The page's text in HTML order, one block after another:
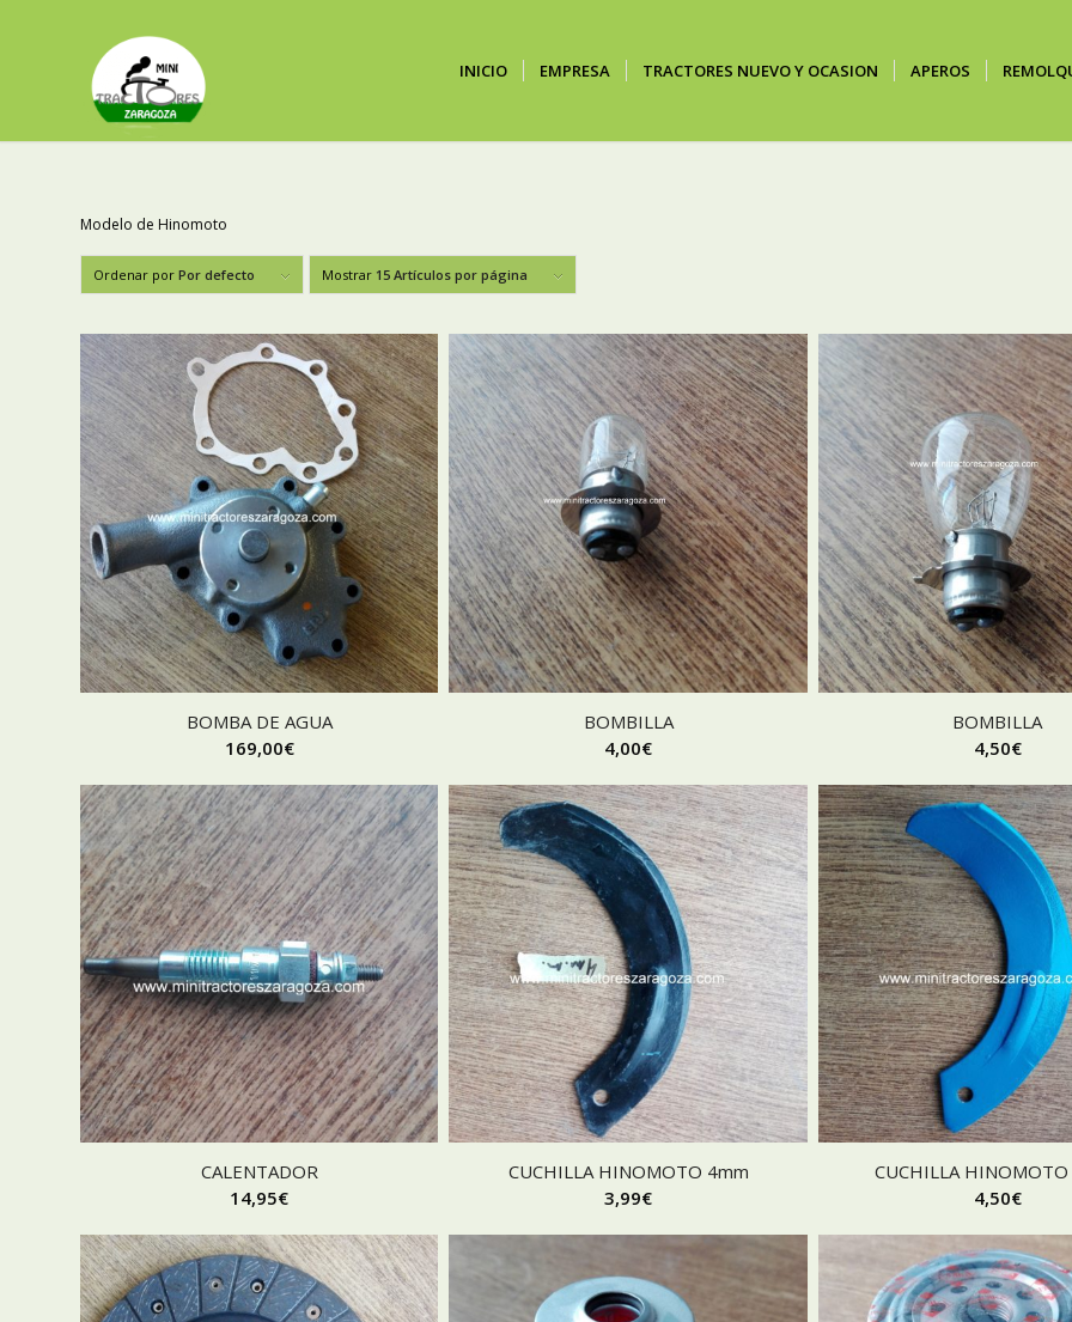
INICIO EMPRESA TRACTORES NUEVO Y OCASION APEROS
Modelo de Hinomoto
Ordenar por Por defecto Mostrar 15 Artículos por página
BOMBA DE AGUA
169,00€
BOMBILLA
4,00€
BOMBILLA
4,50€
CALENTADOR
14,95€
CUCHILLA HINOMOTO 4mm
3,99€
CUCHILLA
4,50€